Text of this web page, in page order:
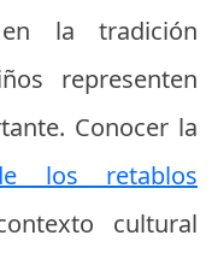
la tradición
representen
Conocer la
los retablos
cultural